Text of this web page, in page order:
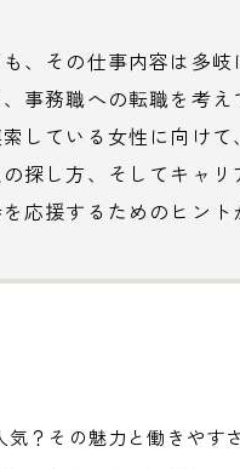
、その仕事内容は多
事務職への転職を考
している女性に向け
探し方、そしてキャ
応援するためのヒント
気？その魅力と働きやす